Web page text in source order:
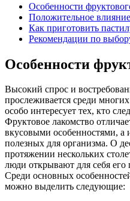
Особенности
Положительное
Как приготовить
Рекомендации по
Особенности
Высокий спрос и
прослеживается среди
особо интересует тех, кто
Фруктовое лакомство
вкусовыми особенностями, а
полезных для организма. О
протяжении нескольких
люди открывают для себя его
Среди основных
можно выделить следующие: